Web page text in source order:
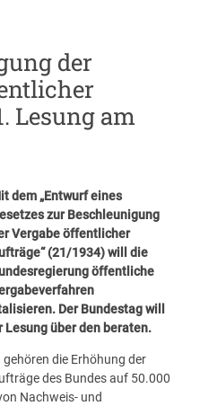
der
Lesung am
dem „Entwurf eines
zur Beschleunigung
Vergabe öffentlicher
(21/1934) will die
öffentliche
Der Bundestag will
über den beraten.
die Erhöhung der
des Bundes auf 50.000
Nachweis- und